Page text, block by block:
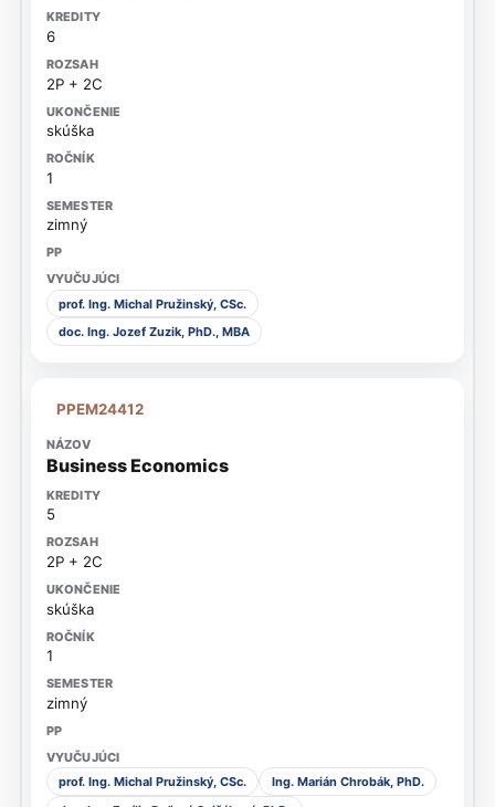
6
2P + 2C
skúška
1
zimný
prof. Ing. Michal Pružinský, CSc.
doc. Ing. Jozef Zuzik, PhD., MBA
PPEM24412
Business Economics
5
2P + 2C
skúška
1
zimný
prof. Ing. Michal Pružinský, CSc.
Ing. Marián Chrobák, PhD.